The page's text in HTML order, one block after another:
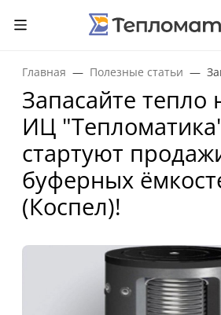
Главная Полезные статьи
Запасайте тепло
ИЦ
стартуют
буферных
(Коспел)!